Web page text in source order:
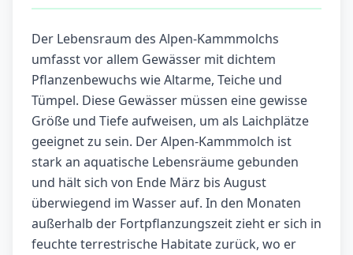
Der Lebensraum des Alpen-Kammmolchs
umfasst vor allem Gewässer mit dichtem
Pflanzenbewuchs wie Altarme, Teiche und
Tümpel. Diese Gewässer müssen eine gewisse
Größe und Tiefe aufweisen, um als Laichplätze
geeignet zu sein. Der Alpen-Kammmolch ist
stark an aquatische Lebensräume gebunden
und hält sich von Ende März bis August
überwiegend im Wasser auf. In den Monaten
außerhalb der Fortpflanzungszeit zieht er sich in
feuchte terrestrische Habitate zurück, wo er